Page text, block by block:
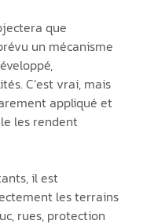
que
un mécanisme
C’est vrai, mais
appliqué et
les rendent
il est
les terrains
rues, protection